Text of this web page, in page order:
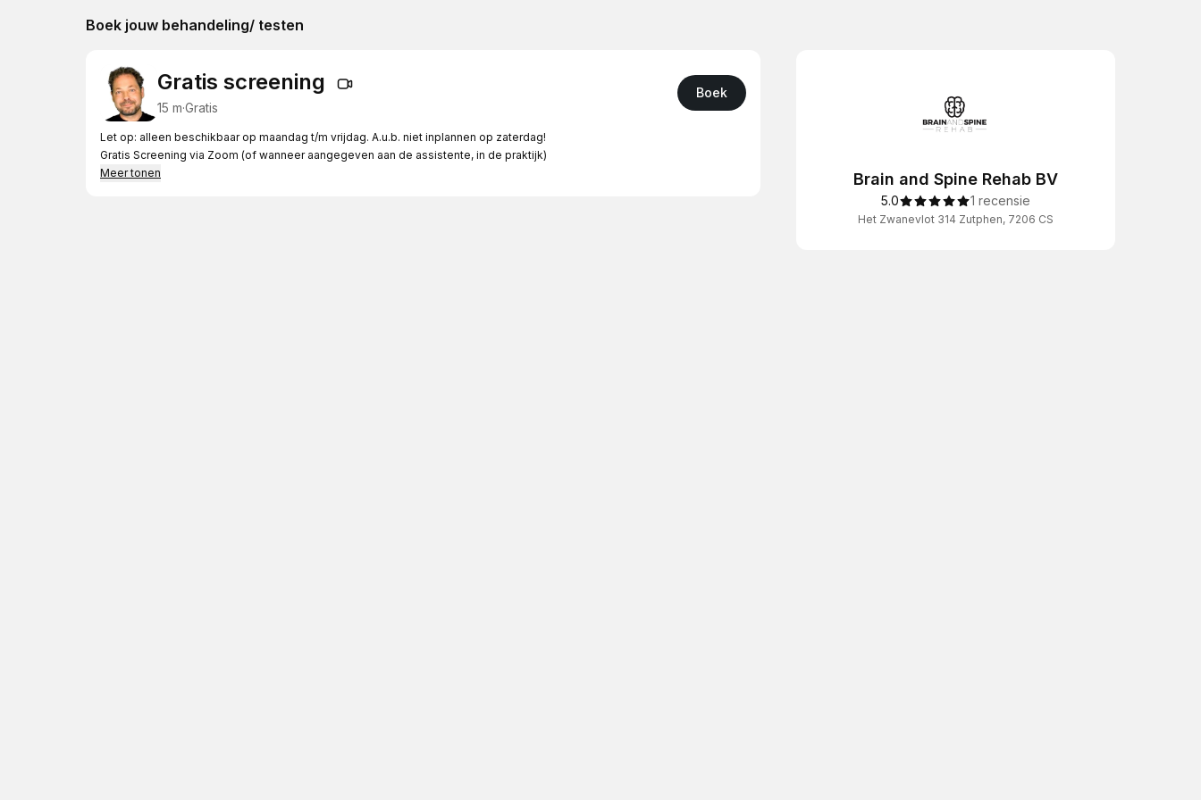
Boek jouw behandeling/ testen
Gratis screening
15 m·Gratis
Boek
Let op: alleen beschikbaar op maandag t/m vrijdag. A.u.b. niet inplannen op zaterdag!
Gratis Screening via Zoom (of wanneer aangegeven aan de assistente, in de praktijk)
Meer tonen
Brain and Spine Rehab BV
5.0 1 recensie
Het Zwanevlot 314 Zutphen, 7206 CS